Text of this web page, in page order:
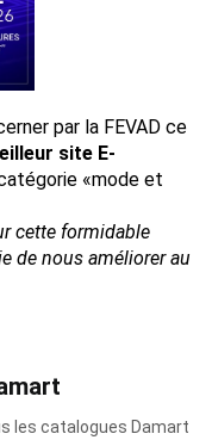
par la FEVAD ce
site E-
«mode et
cette formidable
de nous améliorer au
les catalogues Damart